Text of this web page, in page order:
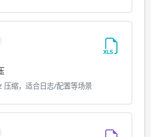
压缩，适合日志/配置等场景